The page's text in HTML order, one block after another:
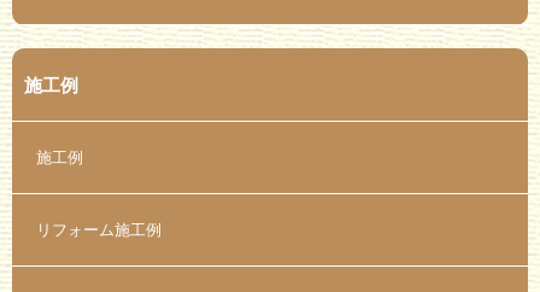
施工例
施工例
リフォーム施工例